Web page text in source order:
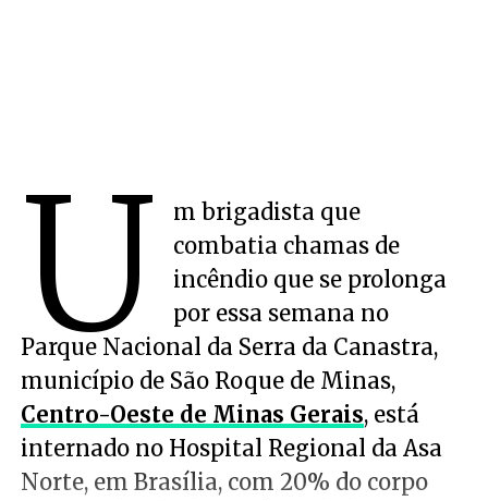
U
m brigadista que
combatia chamas de
incêndio que se prolonga
por essa semana no
Parque Nacional da Serra da Canastra,
município de São Roque de Minas,
Centro-Oeste de Minas Gerais, está
internado no Hospital Regional da Asa
Norte, em Brasília, com 20% do corpo